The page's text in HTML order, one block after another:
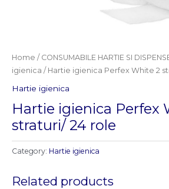
Home / CONSUMABILE HARTIE SI
igienica / Hartie igienica Perfex White 2
Hartie igienica
Hartie igienica Perfex
straturi/ 24 role
Category: Hartie igienica
Related products